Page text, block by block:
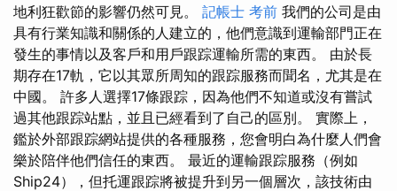
地利狂歡節的影響仍然可見。 記帳士 考前 我們的公司是由
具有行業知識和關係的人建立的，他們意識到運輸部門正在
發生的事情以及客戶和用戶跟踪運輸所需的東西。 由於長
期存在17軌，它以其眾所周知的跟踪服務而聞名，尤其是在
中國。 許多人選擇17條跟踪，因為他們不知道或沒有嘗試
過其他跟踪站點，並且已經看到了自己的區別。 實際上，
鑑於外部跟踪網站提供的各種服務，您會明白為什麼人們會
樂於陪伴他們信任的東西。 最近的運輸跟踪服務（例如
Ship24），但托運跟踪將被提升到另一個層次，該技術由